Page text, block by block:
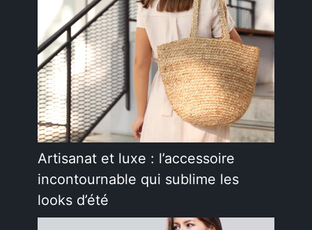
Artisanat et luxe : l’accessoire
incontournable qui sublime les
looks d’été